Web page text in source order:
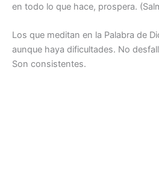
en todo lo que hace, prospera.
Los que meditan en la Palabra de
aunque haya dificultades. No
Son consistentes.